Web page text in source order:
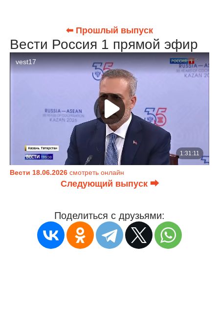
⬅ Прошлый выпуск
Вести Россия 1 прямой эфир
Вести 18.06.2026 смотреть онлайн
Следующий выпуск ⮕
Поделиться с друзьями: